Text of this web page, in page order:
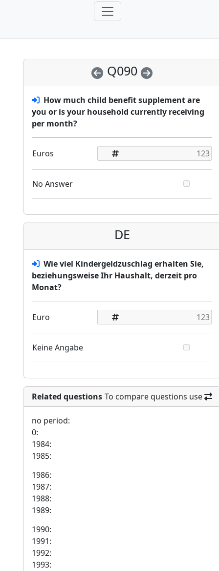
Q090
How much child benefit supplement are
you or is your household currently receiving
per month?
Euros
No Answer
DE
Wie viel Kindergeldzuschlag erhalten Sie,
beziehungsweise Ihr Haushalt, derzeit pro
Monat?
Euro
Keine Angabe
Related questions To compare questions use
no period:
0:
1984:
1985:
1986:
1987:
1988:
1989:
1990:
1991:
1992:
1993: